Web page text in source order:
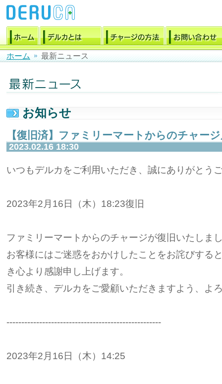
ホーム 最新ニュース
お知らせ
【復旧済】ファミリーマートからのチャー
2023.02.16 18:30
いつもデルカをご利用いただき、誠にありがとう
2023年2月16日（木）18:23復旧
ファミリーマートからのチャージが復旧いたしま
お客様にはご迷惑をおかけしたことをお詫びする
き心より感謝申し上げます。
引き続き、デルカをご愛顧いただきますよう、よ
----------------------------------------------------
2023年2月16日（木）14:25